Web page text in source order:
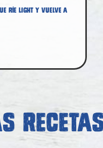
ríe light y vuelve a